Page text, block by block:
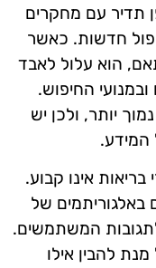
תדיר עם מחקרים
חדשות. כאשר
הוא עלול לאבד
החיפוש.
יותר, ולכן יש
המידע.
אינו קבוע.
באלגוריתמים של
המשתמשים.
להבין אילו